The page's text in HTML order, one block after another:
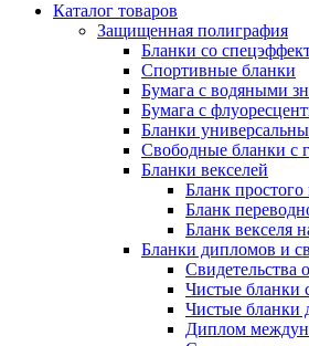
Каталог товаров
Защищенная полиграфия
Бланки со
Спортивные бланки
Бумага с водяными
Бумага с
Бланки
Свободные бланки с
Бланки векселей
Бланк простого
Бланк
Бланк векселя
Бланки дипломов и
Свидетельства
Чистые бланки
Чистые бланки
Диплом